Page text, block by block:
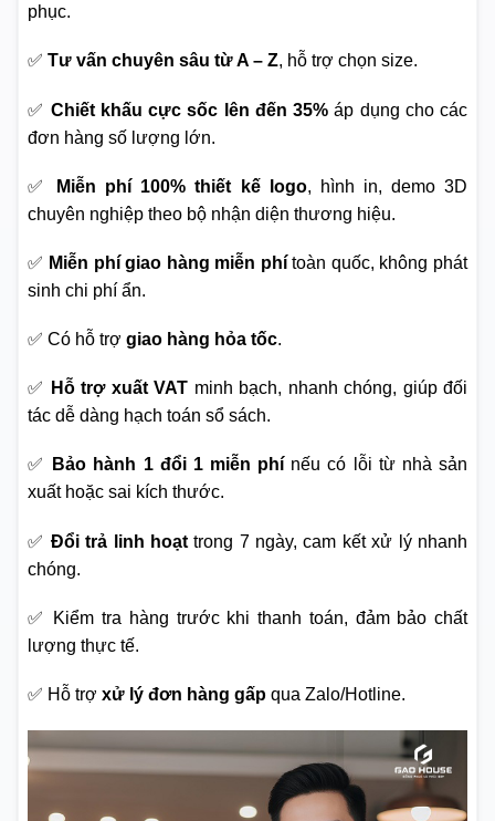
phục.
✅ Tư vấn chuyên sâu từ A – Z, hỗ trợ chọn size.
✅ Chiết khấu cực sốc lên đến 35% áp dụng cho các
đơn hàng số lượng lớn.
✅ Miễn phí 100% thiết kế logo, hình in, demo 3D
chuyên nghiệp theo bộ nhận diện thương hiệu.
✅ Miễn phí giao hàng miễn phítoàn quốc, không phát
sinh chi phí ẩn.
✅ Có hỗ trợ giao hàng hỏa tốc.
✅ Hỗ trợ xuất VAT minh bạch, nhanh chóng, giúp đối
tác dễ dàng hạch toán sổ sách.
✅ Bảo hành 1 đổi 1 miễn phí nếu có lỗi từ nhà sản
xuất hoặc sai kích thước.
✅ Đổi trả linh hoạttrong 7 ngày, cam kết xử lý nhanh
chóng.
✅ Kiểm tra hàng trước khi thanh toán, đảm bảo chất
lượng thực tế.
✅ Hỗ trợ xử lý đơn hàng gấp qua Zalo/Hotline.